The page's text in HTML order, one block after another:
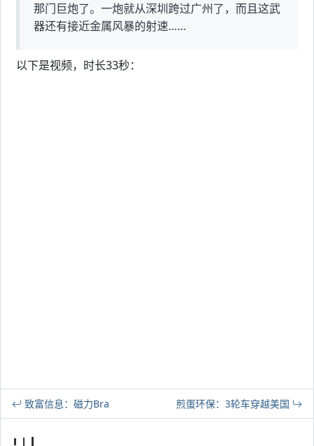
那门巨炮了。一炮就从深圳跨过广州了，而且这武
器还有接近金属风暴的射速……
以下是视频，时长33秒：
致富信息：磁力Bra 煎蛋环保：3轮车穿越美国